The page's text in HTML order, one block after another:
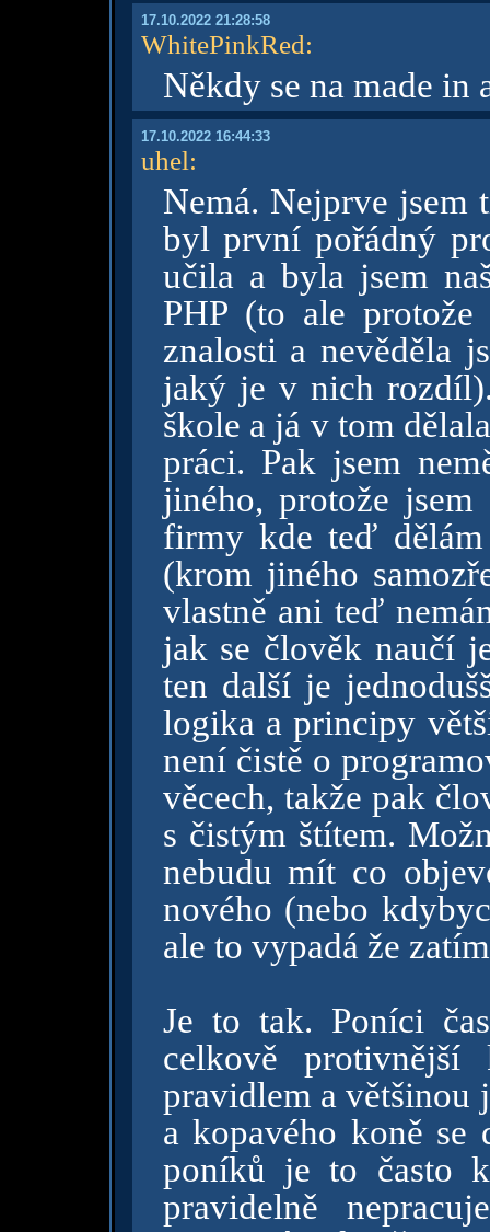
17.10.2022 21:28:58
WhitePinkRed:
Někdy se na made in
17.10.2022 16:44:33
uhel:
Nemá. Nejprve jsem
byl první pořádný
učila a byla jsem
PHP (to ale protože
znalosti a nevěděla
jaký je v nich
škole a já v tom
práci. Pak jsem
jiného, protože
firmy kde teď
(krom jiného
vlastně ani teď
jak se člověk naučí
ten další je
logika a principy
není čistě o
věcech, takže pak
s čistým štítem.
nebudu mít co
nového (nebo
ale to vypadá že
Je to tak. Poníci
celkově protivnější
pravidlem a většinou
a kopavého koně se
poníků je to často
pravidelně